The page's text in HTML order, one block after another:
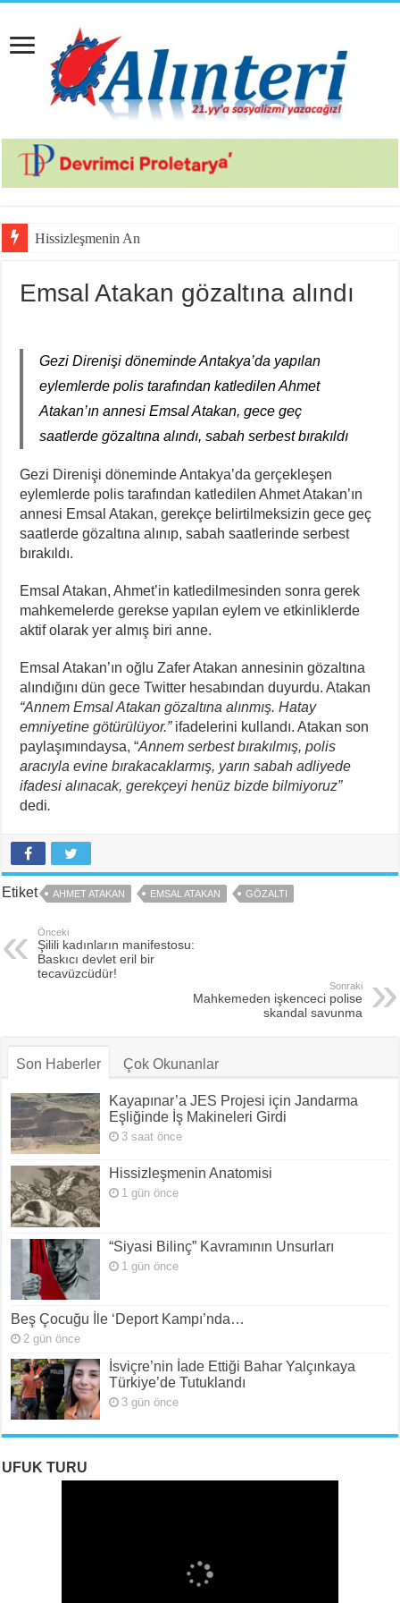
Hissizleşmenin Anatomisi
Emsal Atakan gözaltına alındı
Gezi Direnişi döneminde Antakya’da yapılan
eylemlerde polis tarafından katledilen Ahmet
Atakan’ın annesi Emsal Atakan, gece geç
saatlerde gözaltına alındı, sabah serbest bırakıldı
Gezi Direnişi döneminde Antakya’da gerçekleşen
eylemlerde polis tarafından katledilen Ahmet Atakan’ın
annesi Emsal Atakan, gerekçe belirtilmeksizin gece geç
saatlerde gözaltına alınıp, sabah saatlerinde serbest
bırakıldı.
Emsal Atakan, Ahmet’in katledilmesinden sonra gerek
mahkemelerde gerekse yapılan eylem ve etkinliklerde
aktif olarak yer almış biri anne.
Emsal Atakan’ın oğlu Zafer Atakan annesinin gözaltına
alındığını dün gece Twitter hesabından duyurdu. Atakan
“Annem Emsal Atakan gözaltına alınmış. Hatay
emniyetine götürülüyor.”ifadelerini kullandı. Atakan son
paylaşımındaysa, “Annem serbest bırakılmış, polis
aracıyla evine bırakacaklarmış, yarın sabah adliyede
ifadesi alınacak, gerekçeyi henüz bizde bilmiyoruz”
dedi.
Etiket AHMET ATAKAN EMSAL ATAKAN GÖZALTI
Önceki
Şilili kadınların manifestosu:
Baskıcı devlet eril bir
tecavüzcüdür!
Sonraki
Mahkemeden işkenceci polise
skandal savunma
Son Haberler Çok Okunanlar
Kayapınar’a JES Projesi için Jandarma
Eşliğinde İş Makineleri Girdi
3 saat önce
Hissizleşmenin Anatomisi
1 gün önce
“Siyasi Bilinç” Kavramının Unsurları
1 gün önce
Beş Çocuğu İle ‘Deport Kampı’nda…
2 gün önce
İsviçre’nin İade Ettiği Bahar Yalçınkaya
Türkiye’de Tutuklandı
3 gün önce
UFUK TURU